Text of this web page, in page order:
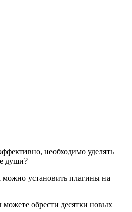
необходимо уделять
души?
установить плагины на
обрести десятки новых